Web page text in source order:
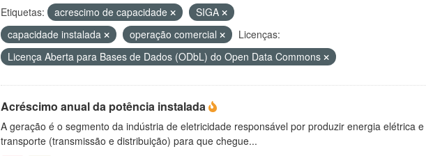
Etiquetas: acrescimo de capacidade
SIGA
capacidade instalada
operação comercial
Licenças:
Licença Aberta para Bases de Dados (ODbL) do Open Data Commons
Acréscimo anual da potência instalada
A geração é o segmento da indústria de eletricidade responsável por produzir energia elétrica
transporte (transmissão e distribuição) para que chegue...